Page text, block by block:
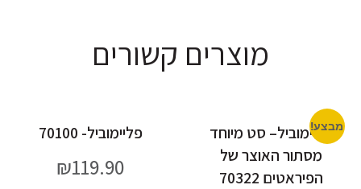
מוצרים קשורים
מבצע!
פליימוביל– סט מיוחד
מסתור האוצר של
הפיראטים 70322
פליימוביל- 70100
₪119.90